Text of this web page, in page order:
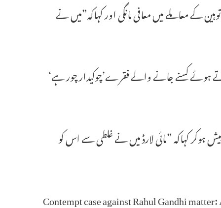
کے معاملے میں معافی مانگی اور کہاکہ”میں نے
ہوئے کسنے جانے والے فقرے’چوکیدار چور ہے‘
کہاکہ ”مائی لارڈ میں نے غلطی سے اس کو
Contempt case against Rahul Gandhi